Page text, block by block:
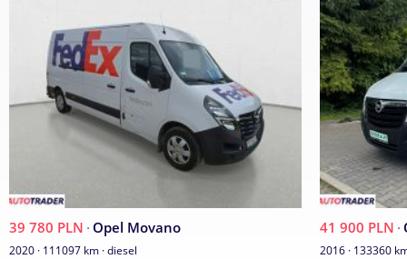
39 780 PLN ·Opel Movano
2020 · 111097 km · diesel
41 900 PLN ·
2016 · 133360